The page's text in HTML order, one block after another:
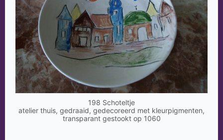
198 Schoteltje
atelier thuis, gedraaid, gedecoreerd met kleurpigmenten,
transparant gestookt op 1060